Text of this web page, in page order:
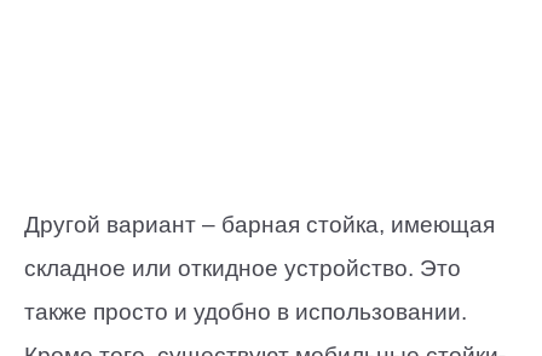
Другой вариант – барная стойка, имеющая
складное или откидное устройство. Это
также просто и удобно в использовании.